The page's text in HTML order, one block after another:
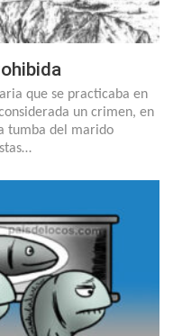
que se practicaba en
un crimen, en
tumba del marido